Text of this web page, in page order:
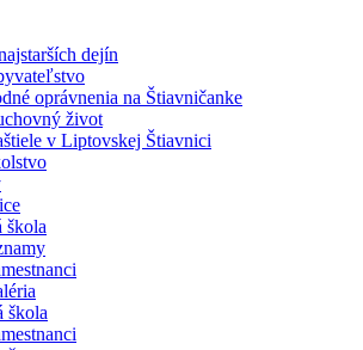
dejín
oprávnenia na Štiavničanke
život
v Liptovskej Štiavnici
škola
škola